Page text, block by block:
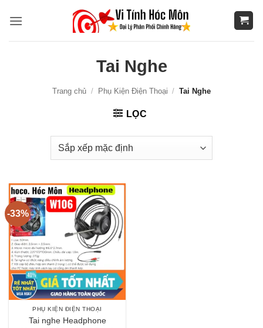
qua
Tai Nghe
Trang chủ / Phụ Kiện Điện Thoại / Tai Nghe
LỌC
-33%
PHỤ KIỆN ĐIỆN THOẠI
Tai nghe Headphone